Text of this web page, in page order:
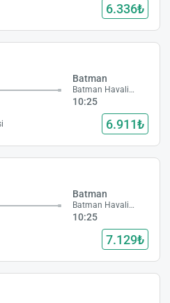
6.336₺
Batman
Batman Havalimanı
10:25
6.911₺
Batman
Batman Havalimanı
10:25
7.129₺